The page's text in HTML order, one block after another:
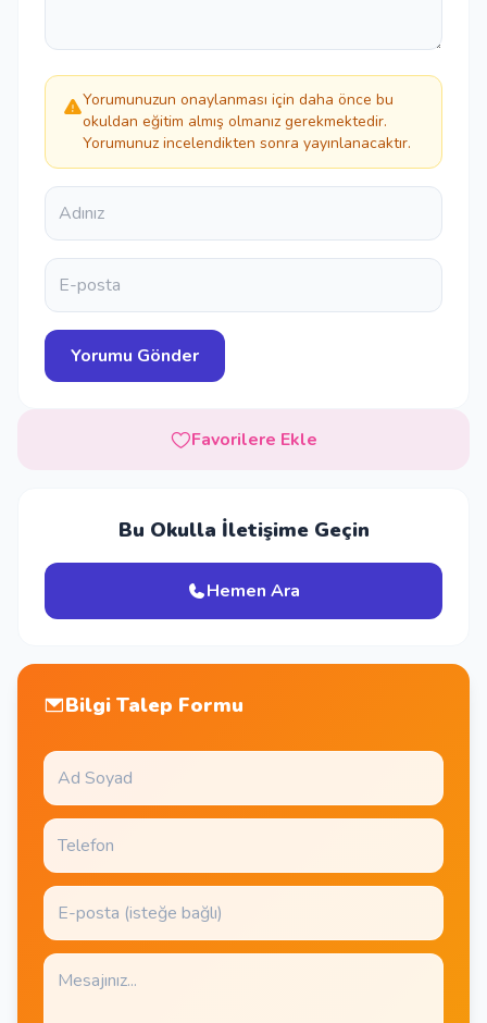
Yorumunuzun onaylanması için daha önce bu
okuldan eğitim almış olmanız gerekmektedir.
Yorumunuz incelendikten sonra yayınlanacaktır.
Favorilere Ekle
Bu Okulla İletişime Geçin
Hemen Ara
Bilgi Talep Formu